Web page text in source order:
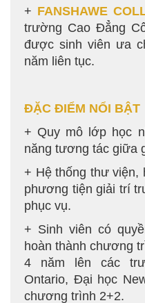
+ FANSHAWE
trường Cao Đẳng
được sinh viên ưa
năm liên tục.
ĐẶC ĐIỂM NỔI BẬT
+ Quy mô lớp học
năng tương tác giữa
+ Hệ thống thư viện,
phương tiện giải trí
phục vụ.
+ Sinh viên có
hoàn thành chương
4 năm lên các
Ontario, Đại học
chương trình 2+2.